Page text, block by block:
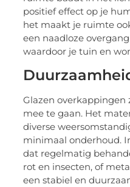
positief effect op je
het maakt je ruimte
een naadloze
waardoor je tuin en
Glazen
mee te gaan. Het
diverse
minimaal onderhoud.
dat regelmatig
rot en insecten, of
een stabiel en